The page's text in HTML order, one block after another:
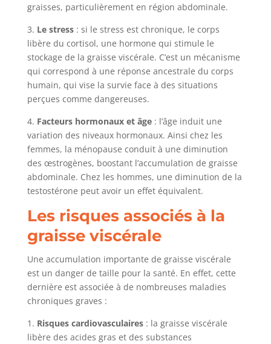
graisses, particulièrement en région abdominale.
3. Le stress: si le stress est chronique, le corps
libère du cortisol, une hormone qui stimule le
stockage de la graisse viscérale. C’est un mécanisme
qui correspond à une réponse ancestrale du corps
humain, qui vise la survie face à des situations
perçues comme dangereuses.
4. Facteurs hormonaux et âge: l’âge induit une
variation des niveaux hormonaux. Ainsi chez les
femmes, la ménopause conduit à une diminution
des œstrogènes, boostant l’accumulation de graisse
abdominale. Chez les hommes, une diminution de la
testostérone peut avoir un effet équivalent.
Les risques associés à la
graisse viscérale
Une accumulation importante de graisse viscérale
est un danger de taille pour la santé. En effet, cette
dernière est associée à de nombreuses maladies
chroniques graves :
1. Risques cardiovasculaires: la graisse viscérale
libère des acides gras et des substances